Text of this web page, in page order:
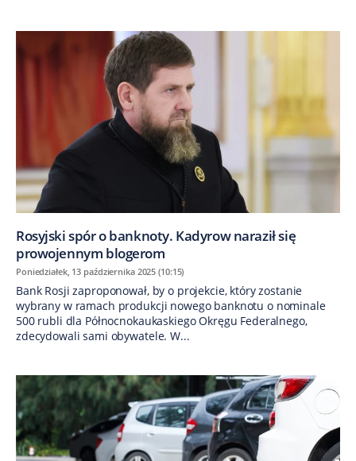
Rosyjski spór o banknoty. Kadyrow naraził się
prowojennym blogerom
Poniedziałek, 13 października 2025 (10:15)
Bank Rosji zaproponował, by o projekcie, który zostanie
wybrany w ramach produkcji nowego banknotu o nominale
500 rubli dla Północnokaukaskiego Okręgu Federalnego,
zdecydowali sami obywatele. W...